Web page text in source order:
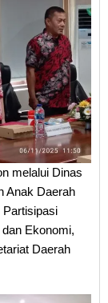
melalui Dinas
Anak Daerah
Partisipasi
Ekonomi,
Daerah